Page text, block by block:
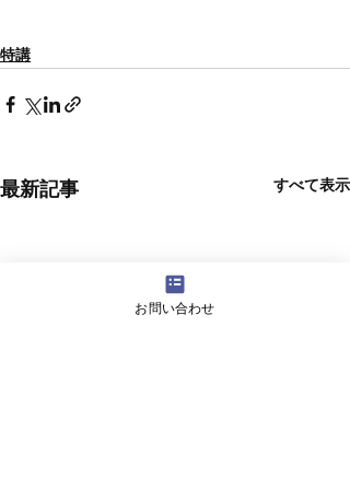
特講
最新記事 すべて表示
お問い合わせ